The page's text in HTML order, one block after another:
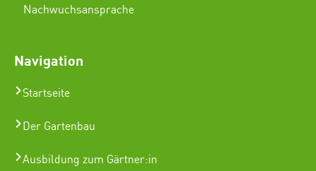
Nachwuchsansprache
Navigation
Startseite
Der Gartenbau
Ausbildung zum Gärtner:in